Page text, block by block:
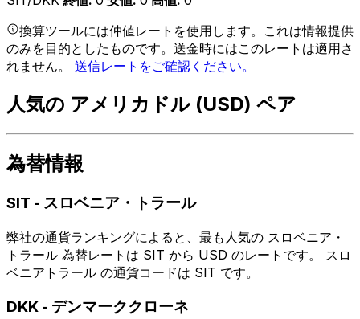
換算ツールには仲値レートを使用します。これは情報提供
のみを目的としたものです。送金時にはこのレートは適用さ
れません。 送信レートをご確認ください。
人気の アメリカドル (USD) ペア
為替情報
SIT - スロベニア・トラール
弊社の通貨ランキングによると、最も人気の スロベニア・
トラール 為替レートは SIT から USD のレートです。 スロ
ベニアトラール の通貨コードは SIT です。
DKK - デンマーククローネ